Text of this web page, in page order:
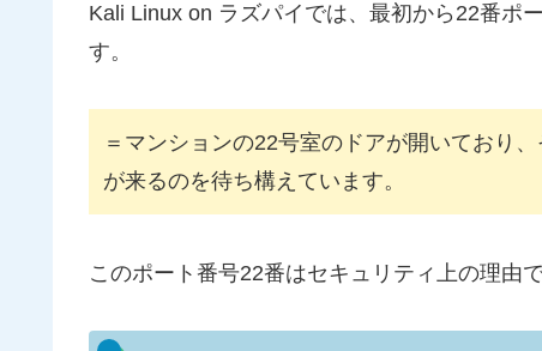
Kali Linux on ラズパイでは、最初から22番ポ
す。
＝マンションの22号室のドアが開いており
が来るのを待ち構えています。
このポート番号22番はセキュリティ上の理由